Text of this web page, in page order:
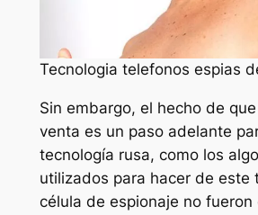
Tecnologia telefonos espias
Sin embargo, el hecho de
venta es un paso adelante
tecnología rusa, como los
utilizados para hacer de este
célula de espionaje no